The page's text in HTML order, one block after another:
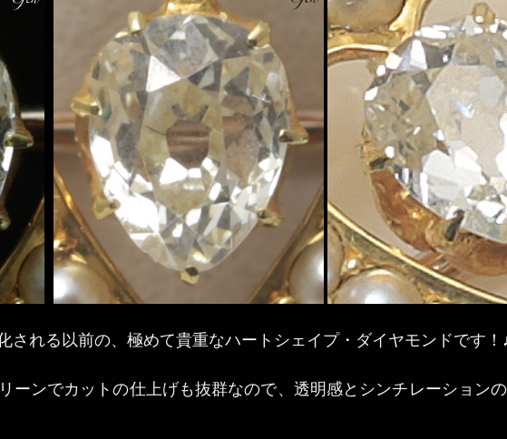
される以前の、極めて貴重なハートシェイプ・ダイヤモンドです！
ーンでカットの仕上げも抜群なので、透明感とシンチレーション